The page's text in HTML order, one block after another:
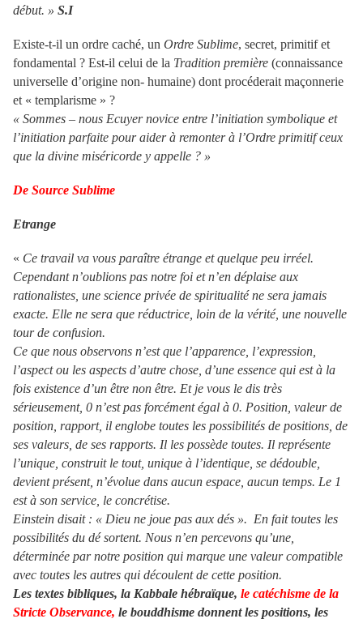
début. » S.I
Existe-t-il un ordre caché, un Ordre Sublime, secret, primitif et
fondamental ? Est-il celui de la Tradition première (connaissance
universelle d’origine non- humaine) dont procéderait maçonnerie
et « templarisme » ?
« Sommes – nous Ecuyer novice entre l’initiation symbolique et
l’initiation parfaite pour aider à remonter à l’Ordre primitif ceux
que la divine miséricorde y appelle ? »
De Source Sublime
Etrange
« Ce travail va vous paraître étrange et quelque peu irréel.
Cependant n’oublions pas notre foi et n’en déplaise aux
rationalistes, une science privée de spiritualité ne sera jamais
exacte. Elle ne sera que réductrice, loin de la vérité, une nouvelle
tour de confusion.
Ce que nous observons n’est que l’apparence, l’expression,
l’aspect ou les aspects d’autre chose, d’une essence qui est à la
fois existence d’un être non être. Et je vous le dis très
sérieusement, 0 n’est pas forcément égal à 0. Position, valeur de
position, rapport, il englobe toutes les possibilités de positions, de
ses valeurs, de ses rapports. Il les possède toutes. Il représente
l’unique, construit le tout, unique à l’identique, se dédouble,
devient présent, n’évolue dans aucun espace, aucun temps. Le 1
est à son service, le concrétise.
Einstein disait : « Dieu ne joue pas aux dés ». En fait toutes les
possibilités du dé sortent. Nous n’en percevons qu’une,
déterminée par notre position qui marque une valeur compatible
avec toutes les autres qui découlent de cette position.
Les textes bibliques, la Kabbale hébraïque, le catéchisme de la
Stricte Observance, le bouddhisme donnent les positions, les